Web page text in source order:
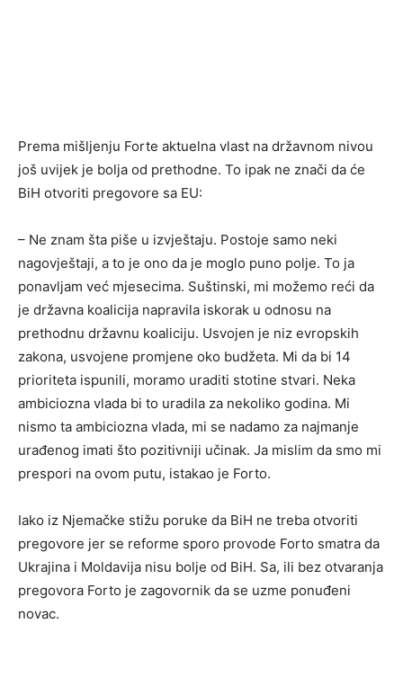
Prema mišljenju Forte aktuelna vlast na državnom nivou
još uvijek je bolja od prethodne. To ipak ne znači da će
BiH otvoriti pregovore sa EU:
– Ne znam šta piše u izvještaju. Postoje samo neki
nagovještaji, a to je ono da je moglo puno polje. To ja
ponavljam već mjesecima. Suštinski, mi možemo reći da
je državna koalicija napravila iskorak u odnosu na
prethodnu državnu koaliciju. Usvojen je niz evropskih
zakona, usvojene promjene oko budžeta. Mi da bi 14
prioriteta ispunili, moramo uraditi stotine stvari. Neka
ambiciozna vlada bi to uradila za nekoliko godina. Mi
nismo ta ambiciozna vlada, mi se nadamo za najmanje
urađenog imati što pozitivniji učinak. Ja mislim da smo mi
prespori na ovom putu, istakao je Forto.
Iako iz Njemačke stižu poruke da BiH ne treba otvoriti
pregovore jer se reforme sporo provode Forto smatra da
Ukrajina i Moldavija nisu bolje od BiH. Sa, ili bez otvaranja
pregovora Forto je zagovornik da se uzme ponuđeni
novac.